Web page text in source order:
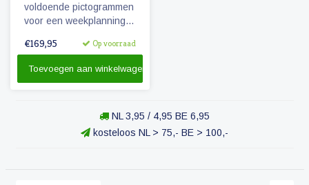
voldoende pictogrammen
voor een weekplanning
voor o.a. belonen, weer
een set stiften en
€169,95 Op voorraad
Toevoegen aan winkelwagen
NL 3,95 / 4,95 BE 6,95
kosteloos NL > 75,- BE > 100,-